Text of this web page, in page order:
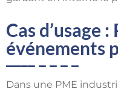
Cas d’usage
événements
Dans une PME